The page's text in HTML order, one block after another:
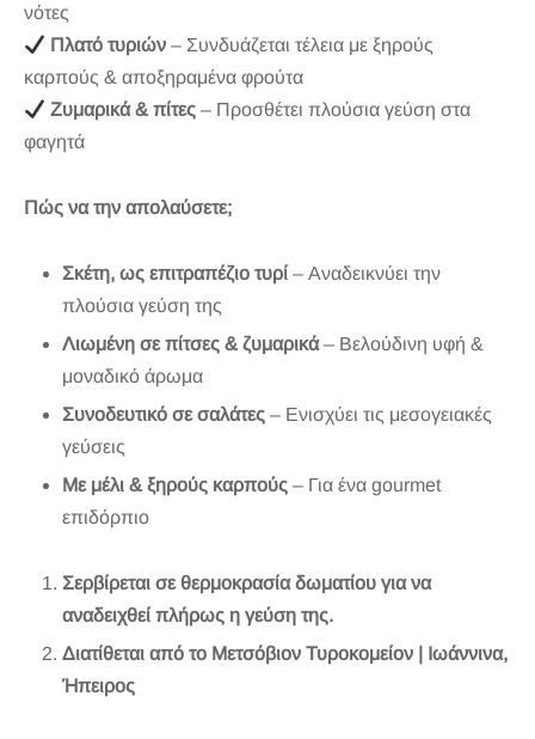
νότες
Πλατό τυριών – Συνδυάζεται τέλεια με ξηρούς
καρπούς & αποξηραμένα φρούτα
Ζυμαρικά & πίτες – Προσθέτει πλούσια γεύση στα
φαγητά
Πώς να την απολαύσετε;
Σκέτη, ως επιτραπέζιο τυρί– Αναδεικνύει την
πλούσια γεύση της
Λιωμένη σε πίτσες & ζυμαρικά– Βελούδινη υφή &
μοναδικό άρωμα
Συνοδευτικό σε σαλάτες– Ενισχύει τις μεσογειακές
γεύσεις
Με μέλι & ξηρούς καρπούς– Για ένα gourmet
επιδόρπιο
Σερβίρεται σε θερμοκρασία δωματίου για να
αναδειχθεί πλήρως η γεύση της.
Διατίθεται από το Μετσόβιον Τυροκομείον | Ιωάννινα,
Ήπειρος